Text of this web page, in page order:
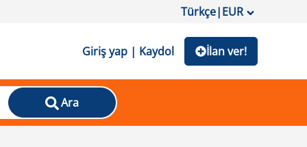
Türkçe|EUR
Giriş yap | Kaydol İlan ver!
Ara